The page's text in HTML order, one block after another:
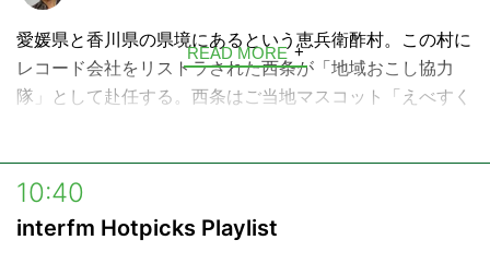
“絆”のコミュニティの参加方法
1.「“絆”のコミュニティ」のURL にアクセス。
愛媛県と香川県の県境にあるという恵兵衛酢村。この村に
レコード会社をリストラされた西条が「地域おこし協力
隊」として赴任する。西条はご当地マスコット「えべすく
西条のリストラのせいでデビューを逃したミュージシャン
との偶然の再会や地域に伝わる歴史ロマンが交錯する「地
方創生ファンタジー」。
READ MORE
10:40
interfm Hotpicks Playlist